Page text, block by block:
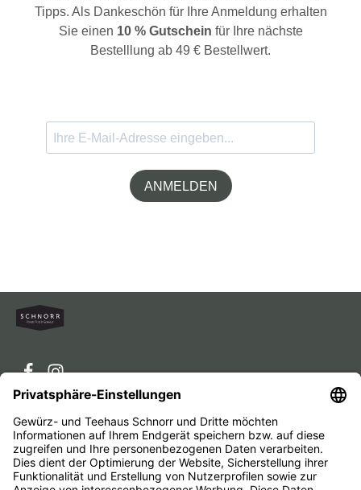
Tipps. Als Dankeschön für Ihre Anmeldung erhalten
Sie einen 10 % Gutschein für Ihre nächste
Bestelllung ab 49 € Bestellwert.
ANMELDEN
Service-Hotline
Service